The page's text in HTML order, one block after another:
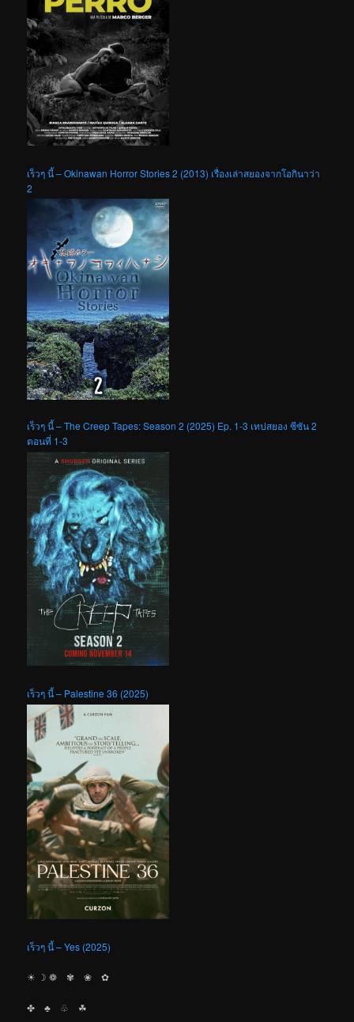
เร็วๆ นี้ – Okinawan Horror Stories 2 (2013) เรื่องเล่าสยองจากโอกินาว่า
2
เร็วๆ นี้ – The Creep Tapes: Season 2 (2025) Ep. 1-3 เทปสยอง ซีซัน 2
ตอนที่ 1-3
เร็วๆ นี้ – Palestine 36 (2025)
เร็วๆ นี้ – Yes (2025)
☀︎ ☽ ❁ ✾ ❀ ✿
✤ ♣︎ ♧ ☘︎